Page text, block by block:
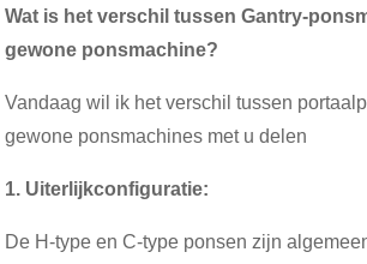
Wat is het verschil tussen Gantry-
gewone ponsmachine?
Vandaag wil ik het verschil tussen
gewone ponsmachines met u delen
1. Uiterlijkconfiguratie:
De H-type en C-type ponsen zijn